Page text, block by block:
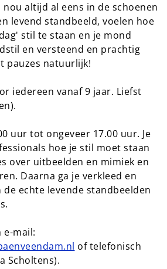
altijd al eens in de schoenen
levend standbeeld, voelen hoe
stil te staan en je mond
en versteend en prachtig
pauzes natuurlijk!
iedereen vanaf 9 jaar. Liefst
uur tot ongeveer 17.00 uur. Je
hoe je stil moet staan
over uitbeelden en mimiek en
Daarna ga je verkleed en
echte levende standbeelden
e-mail:
of telefonisch
Scholtens).